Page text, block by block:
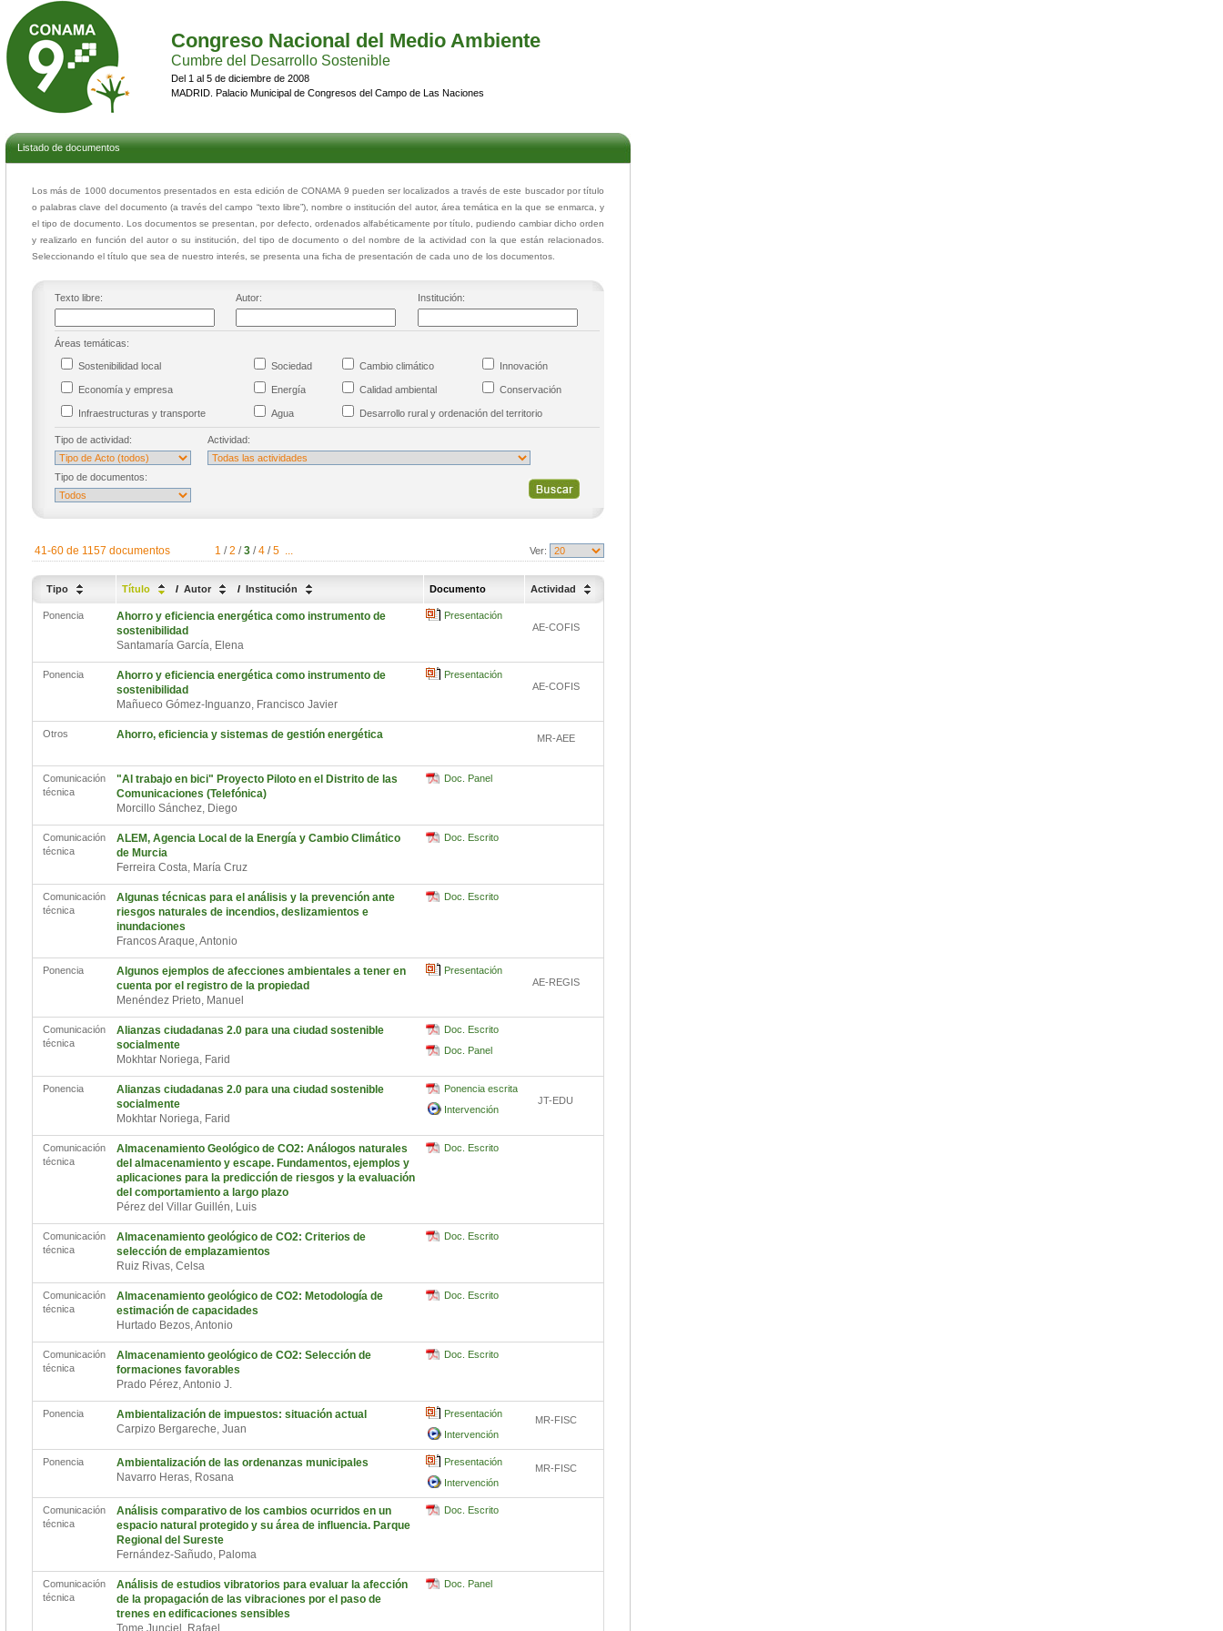
Congreso Nacional del Medio Ambiente
Cumbre del Desarrollo Sostenible
Del 1 al 5 de diciembre de 2008
MADRID. Palacio Municipal de Congresos del Campo de Las Naciones
Listado de documentos
Los más de 1000 documentos presentados en esta edición de CONAMA 9 pueden ser localizados a través de este buscador por título
o palabras clave del documento (a través del campo “texto libre”), nombre o institución del autor, área temática en la que se enmarca, y
el tipo de documento. Los documentos se presentan, por defecto, ordenados alfabéticamente por título, pudiendo cambiar dicho orden
y realizarlo en función del autor o su institución, del tipo de documento o del nombre de la actividad con la que están relacionados.
Seleccionando el título que sea de nuestro interés, se presenta una ficha de presentación de cada uno de los documentos.
Texto libre: Autor: Institución:
Áreas temáticas:
Sostenibilidad local Sociedad Cambio climático Innovación
Economía y empresa Energía Calidad ambiental Conservación
Infraestructuras y transporte Agua Desarrollo rural y ordenación del territorio
Tipo de actividad: Actividad:
Tipo de documentos:
41-60 de 1157 documentos 1 / 2 /3 / 4 / 5 ... Ver:
Tipo Título / Autor / Institución Documento Actividad
Ponencia
Ahorro y eficiencia energética como instrumento de
sostenibilidad
Santamaría García, Elena
Presentación
AE-COFIS
Ponencia
Ahorro y eficiencia energética como instrumento de
sostenibilidad
Mañueco Gómez-Inguanzo, Francisco Javier
Presentación
AE-COFIS
Otros Ahorro, eficiencia y sistemas de gestión energética MR-AEE
Comunicación
técnica
"Al trabajo en bici" Proyecto Piloto en el Distrito de las
Comunicaciones (Telefónica)
Morcillo Sánchez, Diego
Doc. Panel
Comunicación
técnica
ALEM, Agencia Local de la Energía y Cambio Climático
de Murcia
Ferreira Costa, María Cruz
Doc. Escrito
Comunicación
técnica
Algunas técnicas para el análisis y la prevención ante
riesgos naturales de incendios, deslizamientos e
inundaciones
Francos Araque, Antonio
Doc. Escrito
Ponencia
Algunos ejemplos de afecciones ambientales a tener en
cuenta por el registro de la propiedad
Menéndez Prieto, Manuel
Presentación
AE-REGIS
Comunicación
técnica
Alianzas ciudadanas 2.0 para una ciudad sostenible
socialmente
Mokhtar Noriega, Farid
Doc. Escrito
Doc. Panel
Ponencia
Alianzas ciudadanas 2.0 para una ciudad sostenible
socialmente
Mokhtar Noriega, Farid
Ponencia escrita
Intervención
JT-EDU
Comunicación
técnica
Almacenamiento Geológico de CO2: Análogos naturales
del almacenamiento y escape. Fundamentos, ejemplos y
aplicaciones para la predicción de riesgos y la evaluación
del comportamiento a largo plazo
Pérez del Villar Guillén, Luis
Doc. Escrito
Comunicación
técnica
Almacenamiento geológico de CO2: Criterios de
selección de emplazamientos
Ruiz Rivas, Celsa
Doc. Escrito
Comunicación
técnica
Almacenamiento geológico de CO2: Metodología de
estimación de capacidades
Hurtado Bezos, Antonio
Doc. Escrito
Comunicación
técnica
Almacenamiento geológico de CO2: Selección de
formaciones favorables
Prado Pérez, Antonio J.
Doc. Escrito
Ponencia
Ambientalización de impuestos: situación actual
Carpizo Bergareche, Juan
Presentación
Intervención
MR-FISC
Ponencia
Ambientalización de las ordenanzas municipales
Navarro Heras, Rosana
Presentación
Intervención
MR-FISC
Comunicación
técnica
Análisis comparativo de los cambios ocurridos en un
espacio natural protegido y su área de influencia. Parque
Regional del Sureste
Fernández-Sañudo, Paloma
Doc. Escrito
Comunicación
técnica
Análisis de estudios vibratorios para evaluar la afección
de la propagación de las vibraciones por el paso de
trenes en edificaciones sensibles
Tome Junciel, Rafael
Doc. Panel